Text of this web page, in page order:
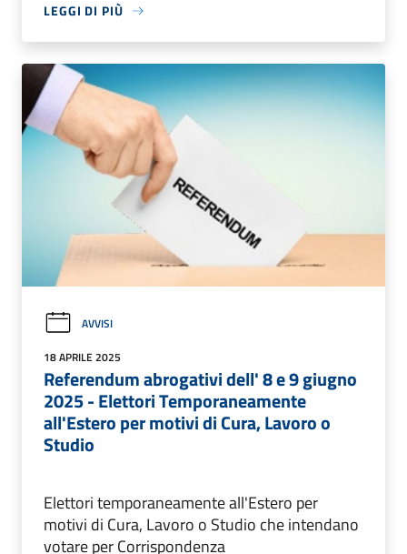
LEGGI DI PIÙ
AVVISI
18 APRILE 2025
Referendum abrogativi dell' 8 e 9 giugno
2025 - Elettori Temporaneamente
all'Estero per motivi di Cura, Lavoro o
Studio
Elettori temporaneamente all'Estero per
motivi di Cura, Lavoro o Studio che intendano
votare per Corrispondenza